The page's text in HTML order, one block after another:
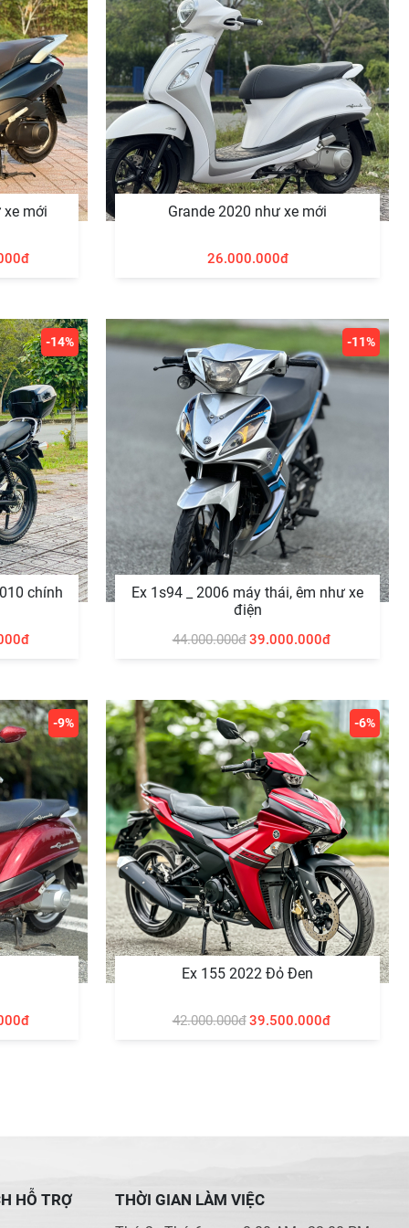
xe mới Grande 2020 như xe mới
26.000.000đ
chính
-14%
Ex 1s94 _ 2006 máy thái, êm như xe
điện
44.000.000đ39.000.000đ
-11%
-9%
Ex 155 2022 Đỏ Đen
42.000.000đ39.500.000đ
-6%
HỖ TRỢ THỜI GIAN LÀM VIỆC